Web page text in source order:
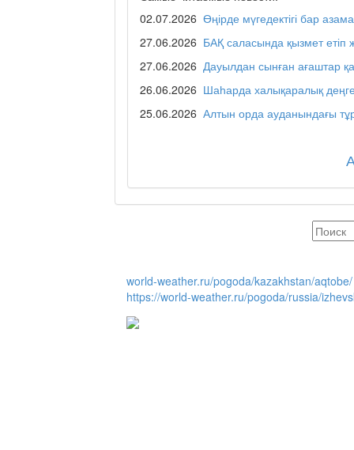
Люди города /
Служба 109
Час депутата /
Утро по-летнему /
02.07.2026 Өңірде мүгедектігі бар
27.06.2026 БАҚ саласында қызмет етіп
27.06.2026 Дауылдан сынған ағаштар
26.06.2026 Шаһарда халықаралық
25.06.2026 Алтын орда ауданындағы
world-weather.ru/pogoda/kazakhstan/aqtobe/
https://world-weather.ru/pogoda/russia/